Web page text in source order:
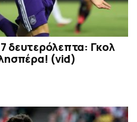
δευτερόλεπτα: Γκολ
(vid)